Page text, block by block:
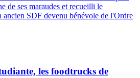
de ses maraudes et recueilli le
ancien SDF devenu bénévole de l'Ordre
les foodtrucks de